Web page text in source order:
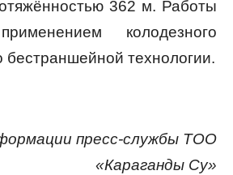
362 м. Работы
колодезного
бестраншейной технологии.
пресс-службы ТОО
«Караганды Су»